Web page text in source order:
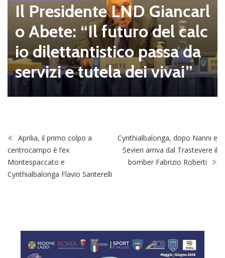
Il Presidente LND Giancarl
o Abete: “Il futuro del calc
io dilettantistico passa da
servizi e tutela dei vivai”
Aprilia, il primo colpo a
centrocampo è l’ex
Montespaccato e
Cynthialbalonga Flavio Santerelli
Cynthialbalonga, dopo Nanni e
Sevieri arriva dal Trastevere il
bomber Fabrizio Roberti